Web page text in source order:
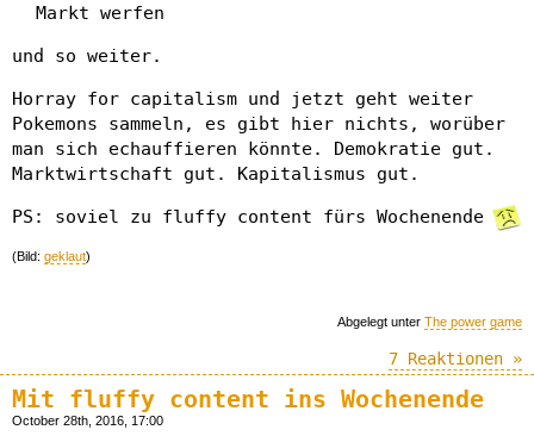
Markt werfen
und so weiter.
Horray for capitalism und jetzt geht weiter
Pokemons sammeln, es gibt hier nichts, worüber
man sich echauffieren könnte. Demokratie gut.
Marktwirtschaft gut. Kapitalismus gut.
PS: soviel zu fluffy content fürs Wochenende
(Bild: geklaut)
Abgelegt unter The power game
7 Reaktionen »
Mit fluffy content ins Wochenende
October 28th, 2016, 17:00